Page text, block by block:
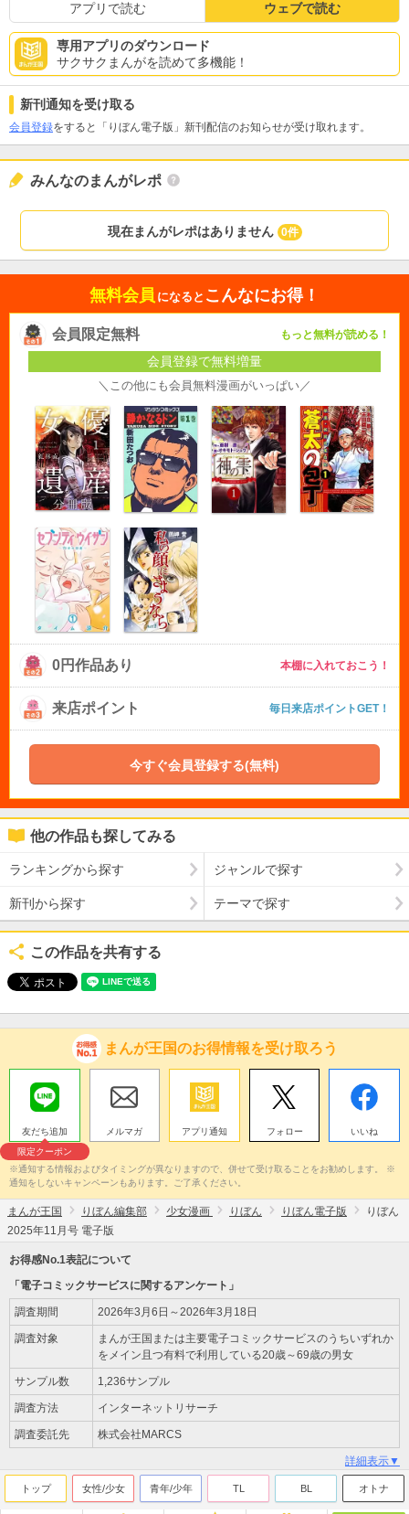
アプリで読む ウェブで読む
専用アプリのダウンロード
サクサクまんがを読めて多機能！
新刊通知を受け取る
会員登録をすると「りぼん電子版」新刊配信のお知らせが受け取れます。
みんなのまんがレポ
現在まんがレポはありません 0件
無料会員 になると こんなにお得！
会員限定無料 もっと無料が読める！
会員登録で無料増量
＼この他にも会員無料漫画がいっぱい／
0円作品あり 本棚に入れておこう！
来店ポイント 毎日来店ポイントGET！
今すぐ会員登録する(無料)
他の作品も探してみる
ランキングから探す ジャンルで探す
新刊から探す テーマで探す
この作品を共有する
まんが王国のお得情報を受け取ろう
友だち追加
限定クーポン
メルマガ アプリ通知 フォロー いいね
※通知する情報およびタイミングが異なりますので、併せて受け取ることをお勧めします。 ※
通知をしないキャンペーンもあります。ご了承ください。
まんが王国 りぼん編集部 少女漫画 りぼん りぼん電子版
りぼん
2025年11月号 電子版
お得感No.1表記について
「電子コミックサービスに関するアンケート」
調査期間 2026年3月6日～2026年3月18日
調査対象
まんが王国または主要電子コミックサービスのうちいずれか
をメイン且つ有料で利用している20歳～69歳の男女
サンプル数 1,236サンプル
調査方法 インターネットリサーチ
調査委託先 株式会社MARCS
詳細表示▼
トップ 女性/少女 青年/少年 TL BL オトナ